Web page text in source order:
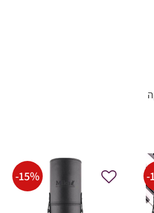
-
-15%